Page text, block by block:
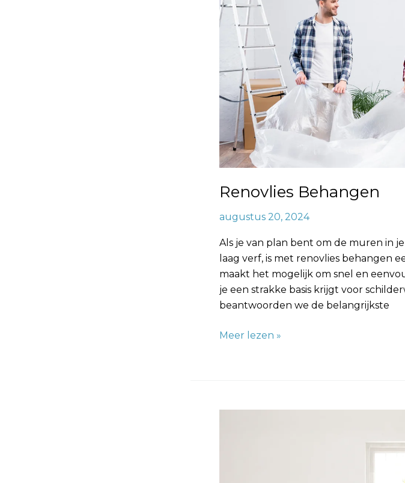
Renovlies Behangen
augustus 20, 2024
Als je van plan bent om de muren in
laag verf, is met renovlies behangen
maakt het mogelijk om snel en
je een strakke basis krijgt voor
beantwoorden we de belangrijkste
Meer lezen »